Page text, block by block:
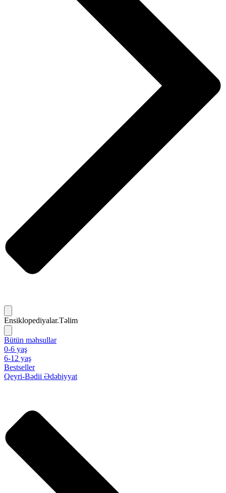
Ensiklopediyalar.Təlim
Bütün məhsullar
0-6 yaş
6-12 yaş
Bestseller
Qeyri-Bədii Ədəbiyyat